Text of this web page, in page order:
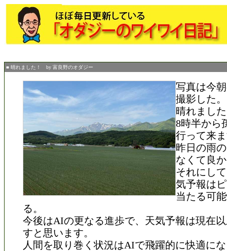
■ 晴れました！ by 富良野のオダジー
写真は今
撮影した。
晴れまし
8時半から
行って来
昨日の雨
なくて良
それにし
気予報は
当たる可
る。
今後はAIの更なる進歩で、天気予報は現在
すと思います。
人間を取り巻く状況はAIで飛躍的に快適に